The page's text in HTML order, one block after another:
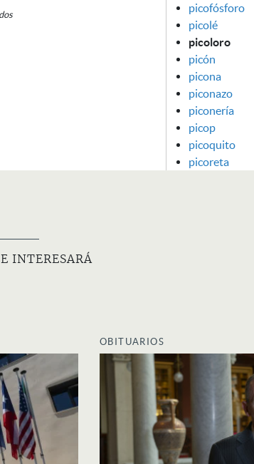
picofósforo
picolé
picoloro
picón
picona
piconazo
piconería
picop
picoquito
picoreta
INTERESARÁ
OBITUARIOS